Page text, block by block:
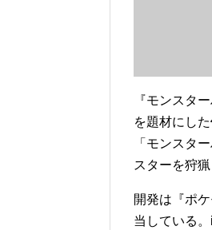
『モンスタ
を題材にした
「モンスタ
スターを狩猟
開発は『ポ
当している